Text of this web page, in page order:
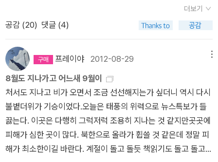
단체 사람들과 고통받는 노동자들이었다. 이랜드-뉴코아 여성 노
동자들, 코스콤 비정규자들, 며칠 전 고공농성을 마친 GM대우
비정규직들, 재능교육 비정규직 여성노동자들, 전국해고노동자
투쟁위헌회 회원들, 그리고 시청 앞에서 성람재단 비리 해결을 위
해 끈질기게 천막농성을 벌이고 있는 장애우들 우리 사회 가장 밑
바닥에서 자신의 권리를 넘어 전체 차별받는 이들의 권익을 위해
싸우고 있는 이들이었다.’ (189쪽) 수능은 끝났고 출제경향에
대한 이야기가 끝이지 않을 시간이다. 시험을 치른 아이들이나 그
렇지 않은 아이들 모두 특별한 하루가 된다. 자신의 미래를 위해
멋진 꿈을 꾸며 잠드는 이들도 있을 것이며 눈물을 삼키는 이들도
있을 것이다. 2014년 11월 13일을 기억하는 수많은 방법 가운데
째, 일의 성취도가 떨어진다./셋째, 정신적으로나 육체적으로 건
강에 위험하다.p 94 7세에서 10세 사이의 아동 ; 단기적 목표/p
에 도달하기 위해서는 계획이 얼마나 구체적이어야 할까?p 103
앨런의 작업 시스템 4D ; 처리되지done 않고, 전달되지delegat
ed 않고, 취소되지dropped 않은, 유보된다deferred.p 107 자
이가르닉 Zeigarmik 효과 ; 어떻게 그토록 짧은 시간에 전부 잊
어버릴 수 있느냐고 묻자, 웨이터는 음식이 나와 서빙을 할때까지
만 기억한다고 말했다.p 117 결정의 피곤함 - 장고 끝에 악수가
설명되네./p 134 게으른 선택p 146 즉 자아 인식이 자기 조절을
돕기 때문에 ‘진화했다.’/술을 마신 후 일어나는 가장 큰 변화 중
의 다이어트를 위해 엄격히 관리하지만, 우성은 형이 없는 틈에
치킨과 피자를 시켜먹는다. 우성은 밥이나 축내는 돼지처럼 살지
는 멍충이가 되었나 상상한다. 전생사이트에 가입해 국제전화로
헤르메스와 대화하면서 아홉 번의 전생체험을 하게 된다. 우성의
전생은 제비, 대나무, 엉겅퀴, 쥐, 까마귀, 나비, 소, 개, 코끼리로
한 생을 마감하면서 '인간이 되는 것'을 간절히 원했다는 걸 깨닫
는다. 그렇게 원하던 인간이 되었는데 돼지처럼 산다는 건 말이
안되지 않는가? 자신을 돌아보게 된 우성은, 어려서 머리를 쓰다
듬으며 책을 읽어주던 '엉아'가 ....우성이 태어나 열일곱 살에 아
빠가 되어야 했던 형, 그의 빛나는 인생은 끝이 났다는 것을 알게
장바구니에 찜했다. 고전탐닉을 재미있게 읽었고, 이달의 리뷰로
선정된 좋은 기억과 애정하는 마음산책 책이니까!^^'한때 나는 공
주였다' 로 시작한 고전탐닉 리뷰=> http://blog.aladin.co.kr/71
4960143/4880545 삶의 길을 안내하는 동서양 고전 60권을
담은 『고전 탐닉 2』는 문학과 철학은 물론 사회, 과학, 경제에 이
르기까지 명저라는 이름으로 읽혀온 모든 분야를 망라한다. 영원
한 순수를 그리며 전 세계에서 통과의례처럼 읽히는 『호밀밭의
파수꾼』, 로마제국이 멸망한 이유를 파악하면서 역사라는 거대한
순환 고리에 대해 말하는 『로마제국 쇠망사』를 비롯해 미국 사회
의 이면을 파헤친 『파워엘리트』, 균형을 중시하는 중용 철학을 담
은 『중용』, 뉴턴의 대표작 『프린키피아』 등 다양한 분야의 고전을
더보기
공감 (20) 댓글 (4)
프레이야 2012-08-29
8월도 지나가고 어느새 9월이
처서도 지나고 비가 오면서 조금 선선해지는가 싶더니 역시 다시
불볕더위가 기승이었다.오늘은 태풍의 위력으로 뉴스특보가 들
끓는다. 이곳은 다행히 그럭저럭 조용히 지나는 것 같지만곳곳에
피해가 심한 곳이 많다. 북한으로 올라가 휩쓸 것 같은데 정말 피
해가 최소한이길 바란다. 계절이 돌고 돌듯 책읽기도 돌고 돌고.